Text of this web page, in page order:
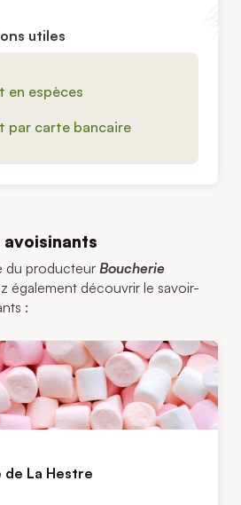
utiles
en espèces
par carte bancaire
du producteur Boucherie
également découvrir le savoir-
:
de La Hestre